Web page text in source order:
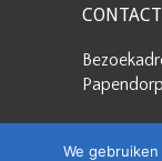
CONTACT
We